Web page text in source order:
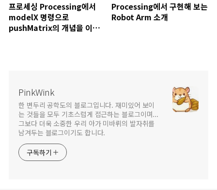
프로세싱 Processing에서
modelX 명령으로
pushMatrix의 개념을 이해
Processing에서 구현해 보는
Robot Arm 소개
PinkWink
한 변두리 공학도의 블로그입니다. 재미있어 보이
는 것들을 모두 기초스럽게 접근하는 블로그이며...
그보다 더욱 소중한 우리 아가 미바뤼의 발자취를
남겨두는 블로그이기도 합니다.
구독하기